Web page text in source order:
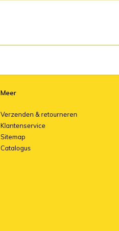
Meer
Verzenden & retourneren
Klantenservice
Sitemap
Catalogus